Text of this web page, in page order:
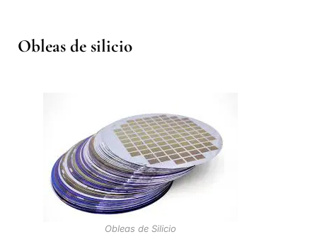
Obleas de silicio
Obleas de Silicio